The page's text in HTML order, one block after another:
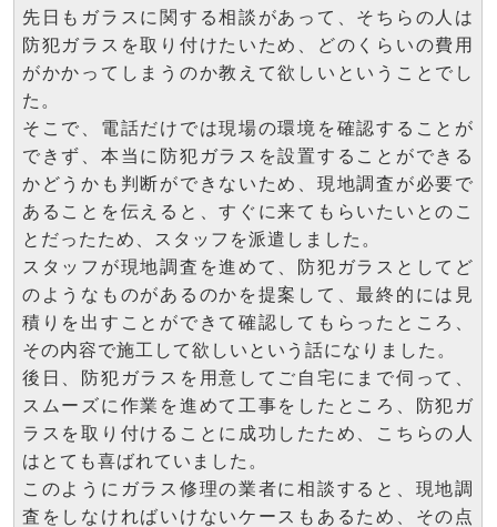
先日もガラスに関する相談があって、そちらの人は
防犯ガラスを取り付けたいため、どのくらいの費用
がかかってしまうのか教えて欲しいということでし
た。
そこで、電話だけでは現場の環境を確認することが
できず、本当に防犯ガラスを設置することができる
かどうかも判断ができないため、現地調査が必要で
あることを伝えると、すぐに来てもらいたいとのこ
とだったため、スタッフを派遣しました。
スタッフが現地調査を進めて、防犯ガラスとしてど
のようなものがあるのかを提案して、最終的には見
積りを出すことができて確認してもらったところ、
その内容で施工して欲しいという話になりました。
後日、防犯ガラスを用意してご自宅にまで伺って、
スムーズに作業を進めて工事をしたところ、防犯ガ
ラスを取り付けることに成功したため、こちらの人
はとても喜ばれていました。
このようにガラス修理の業者に相談すると、現地調
査をしなければいけないケースもあるため、その点